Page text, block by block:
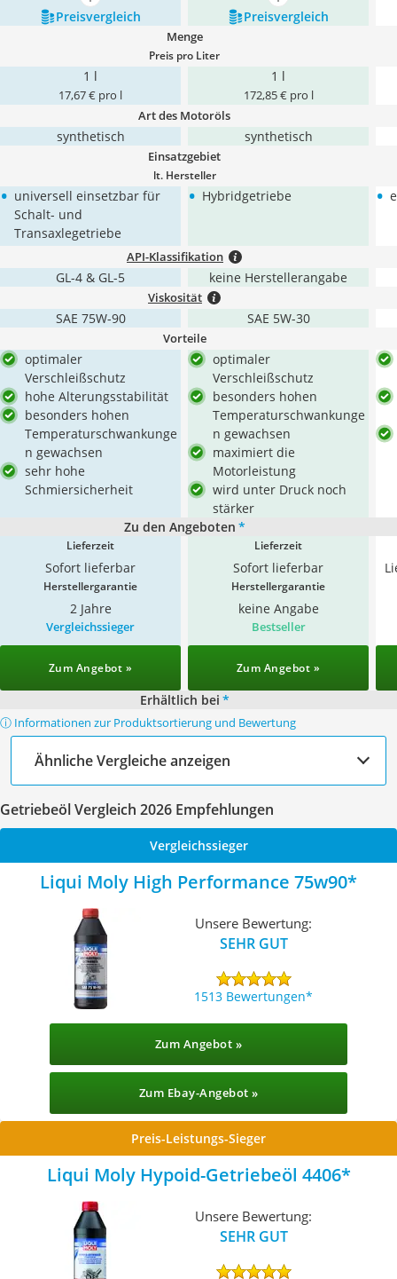
Preis­vergleich
Preis­vergleich
Menge
Preis pro Liter
1 l
17,67 € pro l
1 l
172,85 € pro l
Art des Motoröls
synthetisch synthetisch
Einsatzgebiet
lt. Hersteller
• universell einsetzbar für
Schalt- und
Transaxlegetriebe
• Hybridgetriebe •
API-Klassifikation
GL-4 & GL-5 keine Herstellerangabe
Viskosität
SAE 75W-90 SAE 5W-30
Vorteile
optimaler
Verschleißschutz
hohe Alterungsstabilität
besonders hohen
Temperaturschwankunge
n gewachsen
sehr hohe
Schmiersicherheit
optimaler
Verschleißschutz
besonders hohen
Temperaturschwankunge
n gewachsen
maximiert die
Motorleistung
wird unter Druck noch
stärker
Zu den Angeboten *
Lieferzeit
Sofort lieferbar
Lieferzeit
Sofort lieferbar
Herstellergarantie
2 Jahre
Herstellergarantie
keine Angabe
Vergleichssieger
Zum Angebot »
Bestseller
Zum Angebot »
Erhältlich bei *
ⓘ Informationen zur Produktsortierung und Bewertung
Ähnliche Vergleiche anzeigen
Getriebeöl Vergleich 2026 Empfehlungen
Vergleichssieger
Liqui Moly High Performance 75w90
Unsere Bewertung:
SEHR GUT
1513 Bewertungen
Zum Angebot »
Zum Ebay-Angebot »
Preis-Leistungs-Sieger
Liqui Moly Hypoid-Getriebeöl 4406
Unsere Bewertung:
SEHR GUT